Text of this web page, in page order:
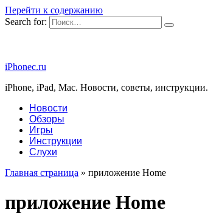
Перейти к содержанию
Search for:
iPhonec.ru
iPhone, iPad, Mac. Новости, советы, инструкции.
Новости
Обзоры
Игры
Инструкции
Слухи
Главная страница » приложение Home
приложение Home